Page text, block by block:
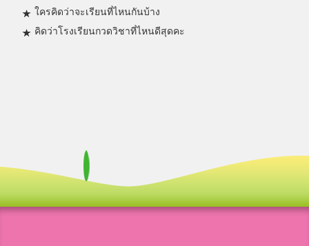
ใครคิดว่าจะเรียนที่ไหนกันบ้าง
คิดว่าโรงเรียนกวดวิชาที่ไหนดีสุดคะ